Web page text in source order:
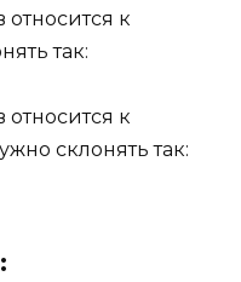
к
так:
к
склонять так: